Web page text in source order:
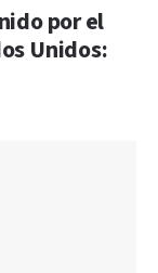
por el
Unidos: